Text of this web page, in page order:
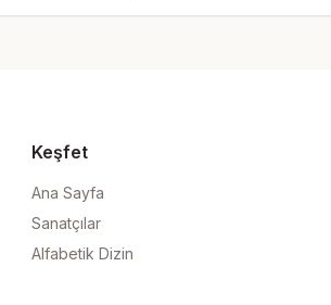
Keşfet
Ana Sayfa
Sanatçılar
Alfabetik Dizin